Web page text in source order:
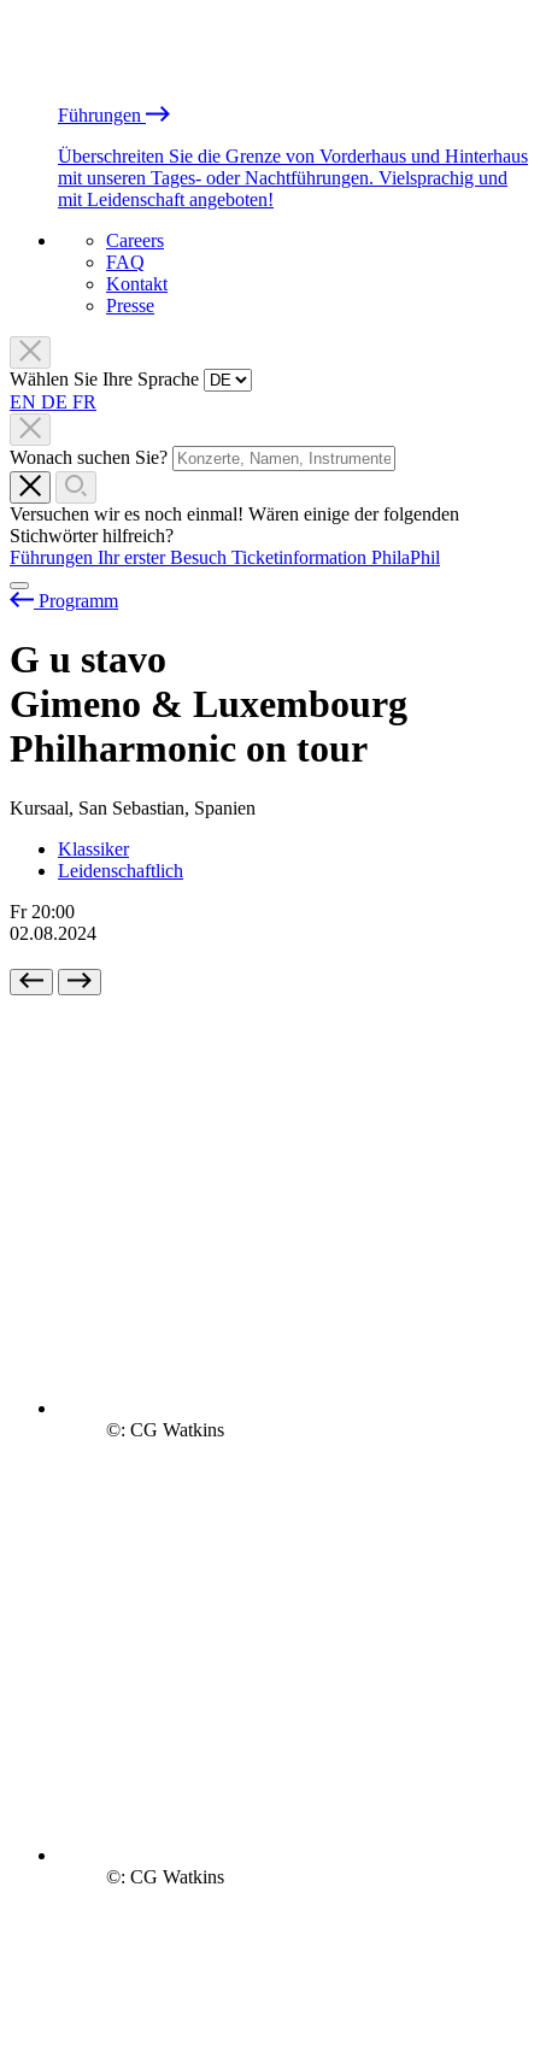
Führungen
Überschreiten Sie die Grenze von Vorderhaus und Hinterhaus
mit unseren Tages- oder Nachtführungen. Vielsprachig und
mit Leidenschaft angeboten!
Careers
FAQ
Kontakt
Presse
Wählen Sie Ihre Sprache
EN DE FR
Wonach suchen Sie?
Versuchen wir es noch einmal! Wären einige der folgenden
Stichwörter hilfreich?
Führungen Ihr erster Besuch Ticketinformation PhilaPhil
Programm
G u stavo
Gimeno & Luxembourg
Philharmonic on tour
Kursaal, San Sebastian, Spanien
Klassiker
Leidenschaftlich
Fr 20:00
02.08.2024
©: CG Watkins
©: CG Watkins